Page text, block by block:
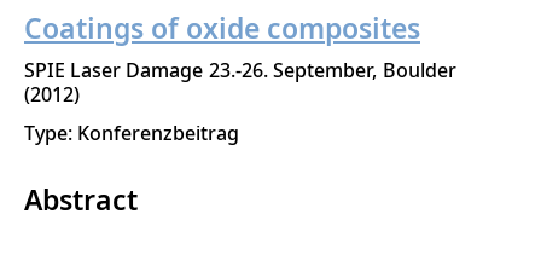
zum
Inhalt
Coatings of oxide composites
SPIE Laser Damage 23.-26. September Boulder
2012
Type: Konferenzbeitrag
Abstract